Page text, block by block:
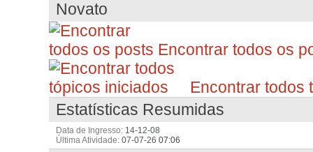
Novato
Encontrar todos os
Encontrar todos
Estatísticas Resumidas
Data de Ingresso 14-12-08
Última Atividade 07-07-26 07:06